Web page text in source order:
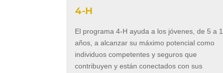
4-H
El programa 4-H ayuda a los jóvenes, de 5 a
años, a alcanzar su máximo potencial como
individuos competentes y seguros que
contribuyen y están conectados con sus